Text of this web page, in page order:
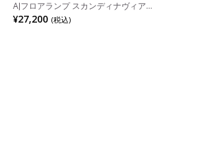
AJフロアランプ スカンディナヴィアデ
ザイン スチール 塗装仕上 完成品
¥27,200 (税込)